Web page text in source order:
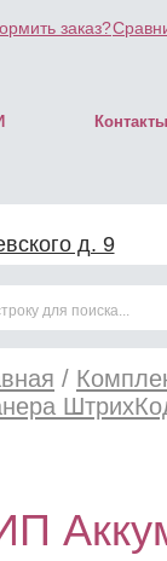
заказ?
Контакты
д. 9
/